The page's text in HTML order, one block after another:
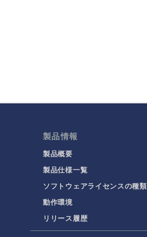
製品情報
製品概要
製品仕様一覧
ソフトウェアライセンスの種類
動作環境
リリース履歴